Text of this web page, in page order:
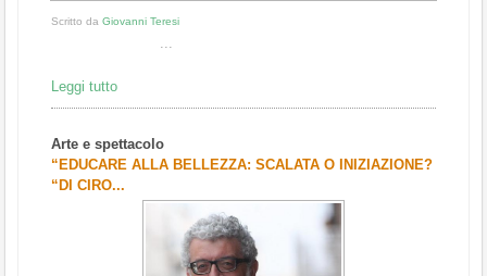
Scritto da Giovanni Teresi
...
Leggi tutto
Arte e spettacolo
“EDUCARE ALLA BELLEZZA: SCALATA O INIZIAZIONE?
“DI CIRO...